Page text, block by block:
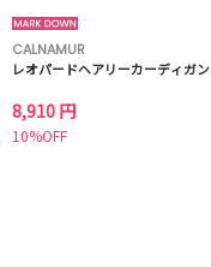
CALNAMUR
レオパードヘアリーカーディガン
8,910 円
10%OFF